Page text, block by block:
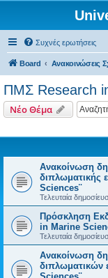
Συχνές ερωτήσεις
Board
ΠΜΣ Research
Νέο Θέμα
Ανακοίνωση
διπλωματικής
Sciences¨
Τελευταία
Πρόσκληση
in Marine
Τελευταία
Ανακοίνωση
διπλωματικών